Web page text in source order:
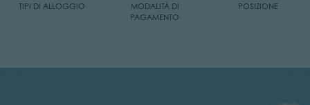
TIPI DI ALLOGGIO
MODALITÀ DI
PAGAMENTO
POSIZIONE